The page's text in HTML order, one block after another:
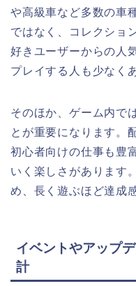
や高級車など多数の車
ではなく、コレクショ
好きユーザーからの人
プレイする人も少なく
そのほか、ゲーム内で
とが重要になります。
初心者向けの仕事も豊
いく楽しさがあります
め、長く遊ぶほど達成
イベントやアップ
計